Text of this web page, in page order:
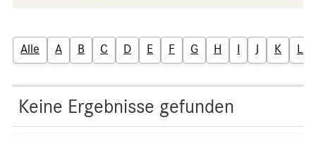
Alle A B C D E F G H I J K L
Keine Ergebnisse gefunden